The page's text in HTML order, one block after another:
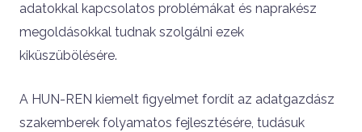
adatokkal kapcsolatos problémákat és naprakész
megoldásokkal tudnak szolgálni ezek
kiküszübölésére.
A HUN-REN kiemelt figyelmet fordít az adatgazdász
szakemberek folyamatos fejlesztésére, tudásuk